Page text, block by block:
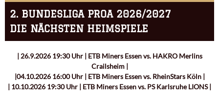
2. BUNDESLIGA PROA 2026/2027
DIE NÄCHSTEN HEIMSPIELE
| 26.9.2026 19:30 Uhr | ETB Miners Essen vs. HAKRO Merlins
Crailsheim |
|04.10.2026 16:00 Uhr | ETB Miners Essen vs. RheinStars Köln |
| 10.10.2026 19:30 Uhr | ETB Miners Essen vs. PS Karlsruhe LIONS |